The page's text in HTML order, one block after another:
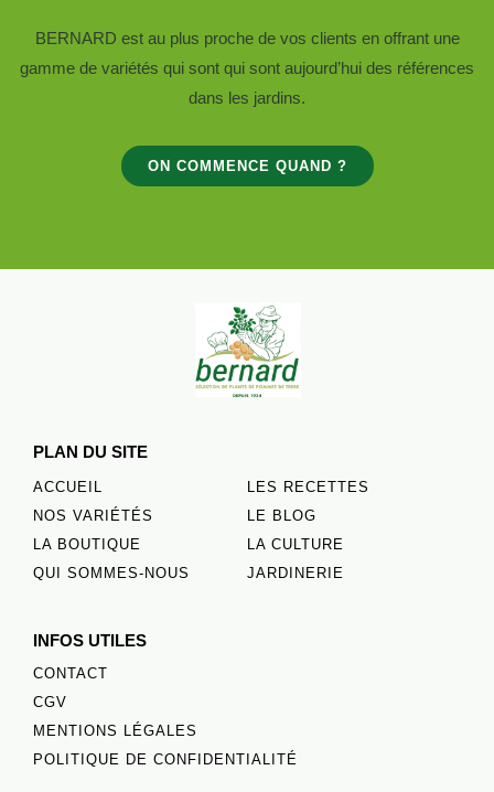
BERNARD est au plus proche de vos clients en offrant une
gamme de variétés qui sont qui sont aujourd’hui des références
dans les jardins.
ON COMMENCE QUAND ?
PLAN DU SITE
ACCUEIL
NOS VARIÉTÉS
LA BOUTIQUE
QUI SOMMES-NOUS
LES RECETTES
LE BLOG
LA CULTURE
JARDINERIE
INFOS UTILES
CONTACT
CGV
MENTIONS LÉGALES
POLITIQUE DE CONFIDENTIALITÉ